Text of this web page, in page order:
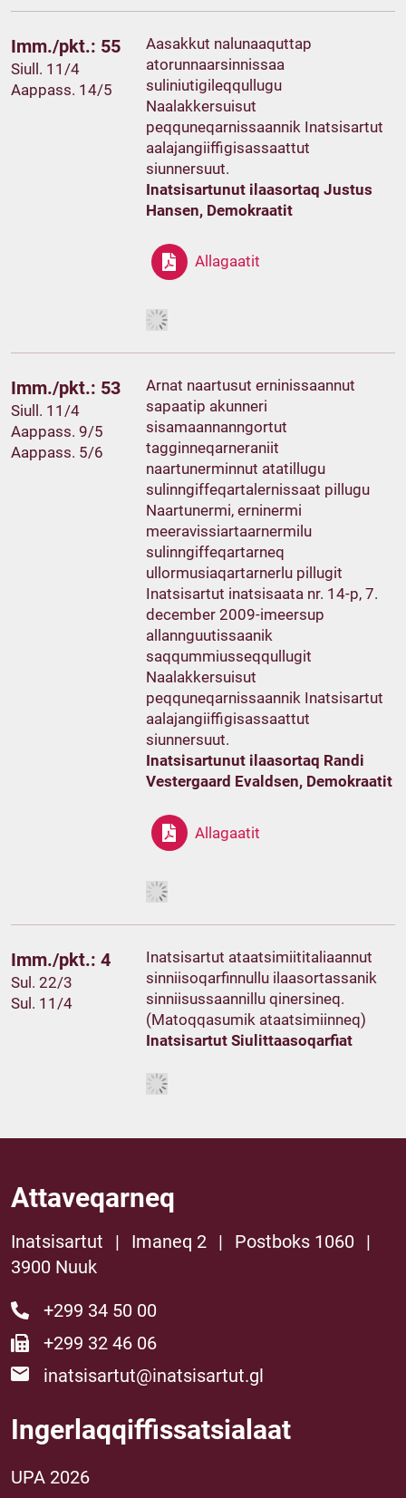
Imm./pkt.: 55
Siull. 11/4
Aappass. 14/5
Aasakkut nalunaaquttap
atorunnaarsinnissaa
suliniutigileqqullugu
Naalakkersuisut
peqquneqarnissaannik Inatsisartut
aalajangiiffigisassaattut
siunnersuut.
Inatsisartunut ilaasortaq Justus
Hansen, Demokraatit
Allagaatit
Imm./pkt.: 53
Siull. 11/4
Aappass. 9/5
Aappass. 5/6
Arnat naartusut erninissaannut
sapaatip akunneri
sisamaannanngortut
tagginneqarneraniit
naartunerminnut atatillugu
sulinngiffeqartalernissaat pillugu
Naartunermi, erninermi
meeravissiartaarnermilu
sulinngiffeqartarneq
ullormusiaqartarnerlu pillugit
Inatsisartut inatsisaata nr. 14-p, 7.
december 2009-imeersup
allannguutissaanik
saqqummiusseqqullugit
Naalakkersuisut
peqquneqarnissaannik Inatsisartut
aalajangiiffigisassaattut
siunnersuut.
Inatsisartunut ilaasortaq Randi
Vestergaard Evaldsen, Demokraatit
Allagaatit
Imm./pkt.: 4
Sul. 22/3
Sul. 11/4
Inatsisartut ataatsimiititaliaannut
sinniisoqarfinnullu ilaasortassanik
sinniisussaannillu qinersineq.
(Matoqqasumik ataatsimiinneq)
Inatsisartut Siulittaasoqarfiat
Attaveqarneq
Inatsisartut | Imaneq 2 | Postboks 1060
|
3900 Nuuk
+299 34 50 00
+299 32 46 06
inatsisartut@inatsisartut.gl
Ingerlaqqiffissatsialaat
UPA 2026